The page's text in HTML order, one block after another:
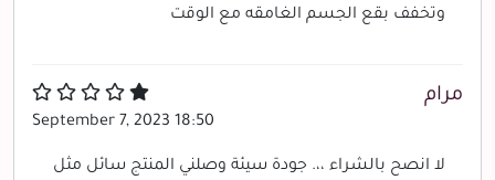
وتخفف بقع الجسم الغامقه مع الوقت
مرام
September 7, 2023 18:50
لا انصح بالشراء ،،. جودة سيئة وصلني المنتج سائل مثل